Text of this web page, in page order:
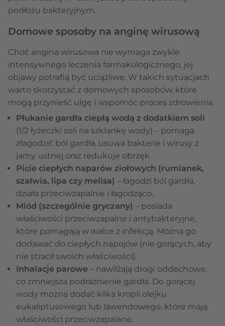
podłożu bakteryjnym.
Domowe sposoby na anginę wirusową
Choć angina wirusowa nie wymaga zwykle
intensywnego leczenia farmakologicznego, jej
objawy potrafią być uciążliwe. W takich sytuacjach
warto skorzystać z domowych sposobów, które
mogą przynieść ulgę i wspomóc proces zdrowienia.
Płukanie gardła ciepłą wodą z dodatkiem soli
(1/2 łyżeczki soli na szklankę wody) – pomaga
złagodzić ból gardła, usuwa bakterie i wirusy z
jamy ustnej oraz redukuje obrzęk.
Picie ciepłych naparów ziołowych (rumianek,
szałwia, lipa czy melisa) – łagodzi ból gardła,
działa przeciwzapalnie i łagodząco.
Miód (szczególnie gryczany) – posiada
właściwości przeciwzapalne i antybakteryjne,
które pomagają w walce z infekcją. Można go
dodawać do ciepłych napojów (nie gorących, aby
nie stracił swoich właściwości).
Inhalacje parowe – nawilżają drogi oddechowe,
co zmniejsza podrażnienie gardła. Do gorącej
wody można dodać kilka kropli olejku
eukaliptusowego lub lawendowego, które mają
właściwości przeciwzapalane.